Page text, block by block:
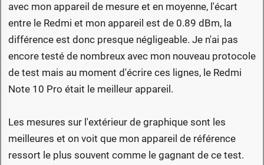
avec mon appareil de mesure et en moyenne, l'écart
entre le Redmi et mon appareil est de 0.89 dBm, la
différence est donc presque négligeable. Je n'ai pas
encore testé de nombreux avec mon nouveau protocole
de test mais au moment d'écrire ces lignes, le Redmi
Note 10 Pro était le meilleur appareil.
Les mesures sur l'extérieur de graphique sont les
meilleures et on voit que mon appareil de référence
ressort le plus souvent comme le gagnant de ce test.